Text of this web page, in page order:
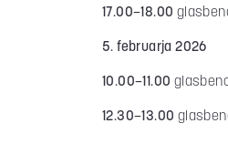
17.00–18.00
5. februarja 2026
10.00–11.00
12.30–13.00